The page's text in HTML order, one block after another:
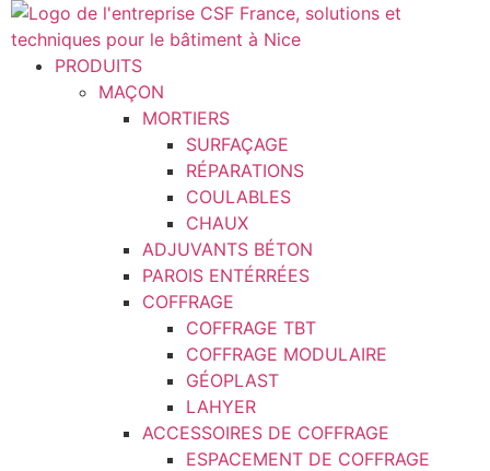
Aller
au
contenuPRODUITS
MAÇON
MORTIERS
SURFAÇAGE
RÉPARATIONS
COULABLES
CHAUX
ADJUVANTS BÉTON
PAROIS ENTÉRRÉES
COFFRAGE
COFFRAGE TBT
COFFRAGE MODULAIRE
GÉOPLAST
LAHYER
ACCESSOIRES DE COFFRAGE
ESPACEMENT DE COFFRAGE